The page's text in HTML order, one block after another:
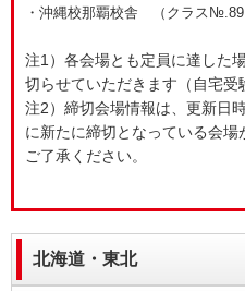
・沖縄校那覇校舎 （クラス
注1）各会場とも定員に達した
切らせていただきます（自宅受
注2）締切会場情報は、更新日
に新たに締切となっている会
ご了承ください。
北海道・東北